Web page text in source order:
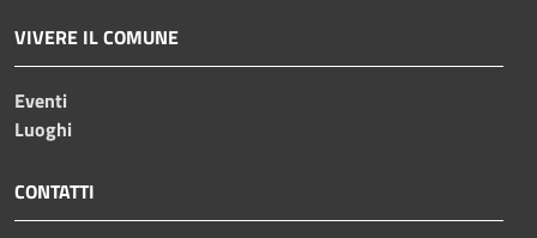
VIVERE IL COMUNE
Eventi
Luoghi
CONTATTI